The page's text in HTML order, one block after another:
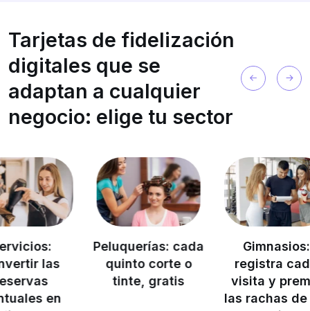
Tarjetas de fidelización
digitales que se
adaptan a cualquier
negocio: elige tu sector
Peluquerías: cada
quinto corte o
tinte, gratis
Gimnasios:
registra cada
visita y premia
las rachas de los